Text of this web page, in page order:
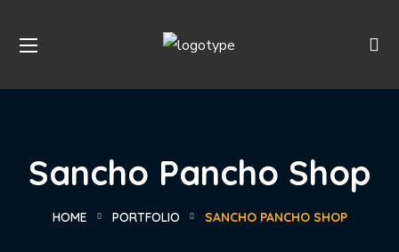
Sancho Pancho Shop
HOME PORTFOLIO SANCHO PANCHO SHOP